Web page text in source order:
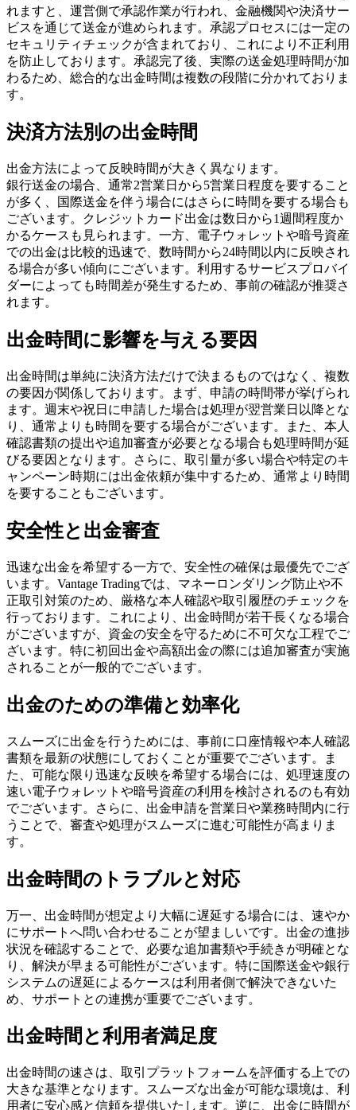
れますと、運営側で承認作業が行われ、金融機関や決済サー
ビスを通じて送金が進められます。承認プロセスには一定の
セキュリティチェックが含まれており、これにより不正利用
を防止しております。承認完了後、実際の送金処理時間が加
わるため、総合的な出金時間は複数の段階に分かれておりま
す。
決済方法別の出金時間
出金方法によって反映時間が大きく異なります。
銀行送金の場合、通常2営業日から5営業日程度を要すること
が多く、国際送金を伴う場合にはさらに時間を要する場合も
ございます。クレジットカード出金は数日から1週間程度か
かるケースも見られます。一方、電子ウォレットや暗号資産
での出金は比較的迅速で、数時間から24時間以内に反映され
る場合が多い傾向にございます。利用するサービスプロバイ
ダーによっても時間差が発生するため、事前の確認が推奨さ
れます。
出金時間に影響を与える要因
出金時間は単純に決済方法だけで決まるものではなく、複数
の要因が関係しております。まず、申請の時間帯が挙げられ
ます。週末や祝日に申請した場合は処理が翌営業日以降とな
り、通常よりも時間を要する場合がございます。また、本人
確認書類の提出や追加審査が必要となる場合も処理時間が延
びる要因となります。さらに、取引量が多い場合や特定のキ
ャンペーン時期には出金依頼が集中するため、通常より時間
を要することもございます。
安全性と出金審査
迅速な出金を希望する一方で、安全性の確保は最優先でござ
います。Vantage Tradingでは、マネーロンダリング防止や不
正取引対策のため、厳格な本人確認や取引履歴のチェックを
行っております。これにより、出金時間が若干長くなる場合
がございますが、資金の安全を守るために不可欠な工程でご
ざいます。特に初回出金や高額出金の際には追加審査が実施
されることが一般的でございます。
出金のための準備と効率化
スムーズに出金を行うためには、事前に口座情報や本人確認
書類を最新の状態にしておくことが重要でございます。ま
た、可能な限り迅速な反映を希望する場合には、処理速度の
速い電子ウォレットや暗号資産の利用を検討されるのも有効
でございます。さらに、出金申請を営業日や業務時間内に行
うことで、審査や処理がスムーズに進む可能性が高まりま
す。
出金時間のトラブルと対応
万一、出金時間が想定より大幅に遅延する場合には、速やか
にサポートへ問い合わせることが望ましいです。出金の進捗
状況を確認することで、必要な追加書類や手続きが明確とな
り、解決が早まる可能性がございます。特に国際送金や銀行
システムの遅延によるケースは利用者側で解決できないた
め、サポートとの連携が重要でございます。
出金時間と利用者満足度
出金時間の速さは、取引プラットフォームを評価する上での
大きな基準となります。スムーズな出金が可能な環境は、利
用者に安心感と信頼を提供いたします。逆に、出金に時間が